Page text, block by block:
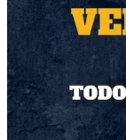
Cambio kit
Neumáticos